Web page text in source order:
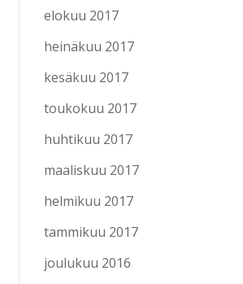
elokuu 2017
heinäkuu 2017
kesäkuu 2017
toukokuu 2017
huhtikuu 2017
maaliskuu 2017
helmikuu 2017
tammikuu 2017
joulukuu 2016